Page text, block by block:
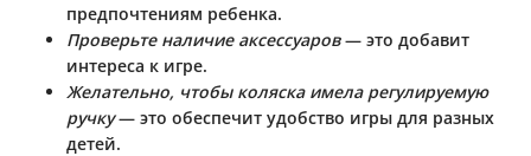
предпочтениям ребенка.
Проверьте наличие аксессуаров— это добавит
интереса к игре.
Желательно, чтобы коляска имела регулируемую
ручку— это обеспечит удобство игры для разных
детей.